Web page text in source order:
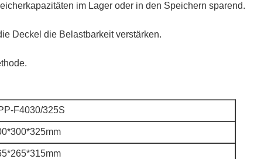
im Lager oder in den Speichern sparend.
Deckel die Belastbarkeit verstärken.
F4030/325S